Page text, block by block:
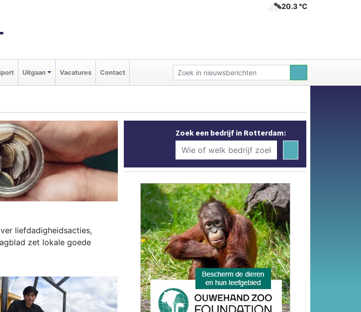
20.3 ℃
Uitgaan Vacatures Contact
liefdadigheidsacties,
zet lokale goede
Zoek een bedrijf in Rotterdam: